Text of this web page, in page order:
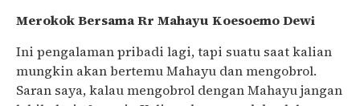
Merokok Bersama Rr Mahayu Koesoemo Dewi
Ini pengalaman pribadi lagi, tapi suatu saat kalian
mungkin akan bertemu Mahayu dan mengobrol.
Saran saya, kalau mengobrol dengan Mahayu jangan